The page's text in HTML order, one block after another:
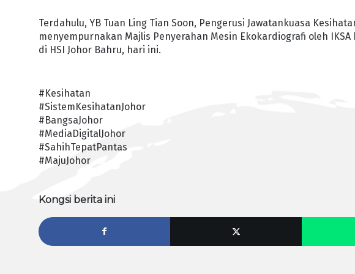
Terdahulu, YB Tuan Ling Tian Soon, Pengerusi Jawatankuasa
menyempurnakan Majlis Penyerahan Mesin Ekokardiografi oleh
di HSI Johor Bahru, hari ini.
#Kesihatan
#SistemKesihatanJohor
#BangsaJohor
#MediaDigitalJohor
#SahihTepatPantas
#MajuJohor
Kongsi berita ini